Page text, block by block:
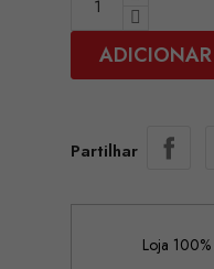
Partilhar
Loja